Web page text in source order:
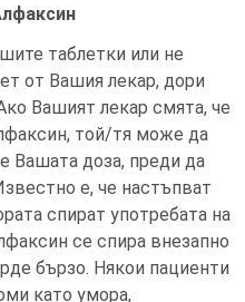
таблетки или не
от Вашия лекар, дори
Вашият лекар смята, че
той/тя може да
Вашата доза, преди да
е, че настъпват
спират употребата на
се спира внезапно
бързо. Някои пациенти
като умора,